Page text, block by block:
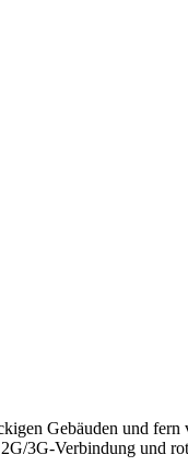
Gebäuden und
3G-Verbindung und